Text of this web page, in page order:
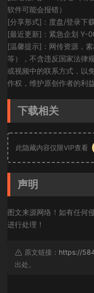
软件可能会报错）
[分享形式]：度盘/登录下
[最近更新]：紧急企划 Y-
[温馨提示]：网传资源，
等），不含违反国家法律
或视频中的联系方式，以
作权，维护原创作者的利
下载相关
此隐藏内容仅限VIP查看
声明
图文来源网络！如有任何
进行处理！
原文链接： https://
出处。